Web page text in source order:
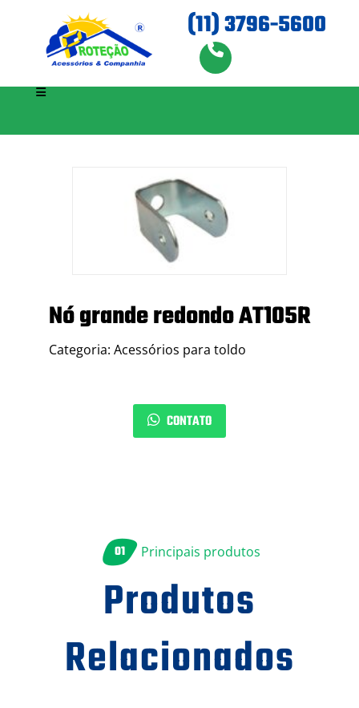
(11) 3796-5600
Nó grande redondo AT105R
Categoria: Acessórios para toldo
CONTATO
01 Principais produtos
Produtos
Relacionados